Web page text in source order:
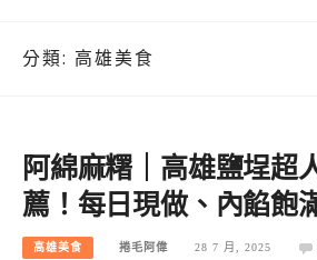
分類: 高雄美食
阿綿麻糬｜高雄鹽埕超
薦！每日現做、內餡飽
高雄美食 捲毛阿偉 28 7 月, 2025